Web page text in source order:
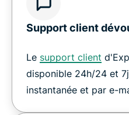
Support client
Le support client
disponible 24h/24 et
instantanée et par e-